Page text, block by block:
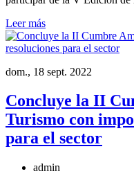
Leer más
dom., 18 sept. 2022
Concluye la II
Turismo con
para el sector
admin